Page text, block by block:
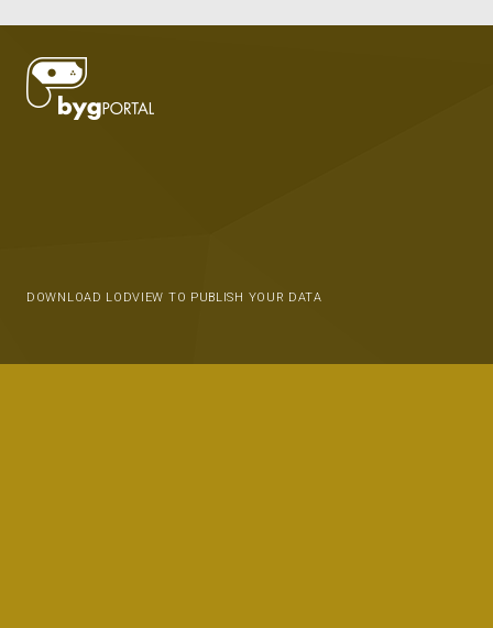
DOWNLOAD LODVIEW TO PUBLISH YOUR DATA